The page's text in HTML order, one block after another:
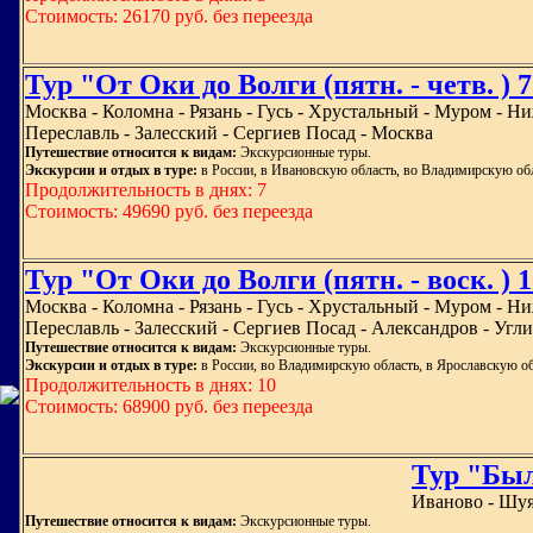
Стоимость: 26170 руб. без переезда
Тур "От Оки до Волги (пятн. - четв. )
Москва - Коломна - Рязань - Гусь - Хрустальный - Муром -
Переславль - Залесский - Сергиев Посад - Москва
Путешествие относится к видам: Экскурсионные туры.
Экскурсии и отдых в туре: в России, в Ивановскую область, во Владимирскую
Продолжительность в днях: 7
Стоимость: 49690 руб. без переезда
Тур "От Оки до Волги (пятн. - воск. )
Москва - Коломна - Рязань - Гусь - Хрустальный - Муром -
Переславль - Залесский - Сергиев Посад - Александров -
Путешествие относится к видам: Экскурсионные туры.
Экскурсии и отдых в туре: в России, во Владимирскую область, в Ярославскую
Продолжительность в днях: 10
Стоимость: 68900 руб. без переезда
Тур
Иваново - Шуя
Путешествие относится к видам: Экскурсионные туры.